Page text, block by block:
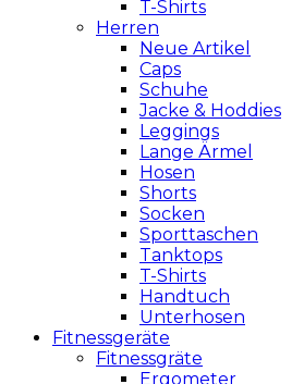
T-Shirts
Herren
Neue Artikel
Caps
Schuhe
Jacke & Hoddies
Leggings
Lange Ärmel
Hosen
Shorts
Socken
Sporttaschen
Tanktops
T-Shirts
Handtuch
Unterhosen
Fitnessgeräte
Fitnessgräte
Ergometer